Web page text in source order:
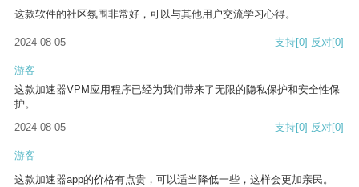
这款软件的社区氛围非常好，可以与其他用户交流学习心得。
2024-08-05 支持[0] 反对[0]
游客
这款加速器VPM应用程序已经为我们带来了无限的隐私保护和安全性保
护。
2024-08-05
支持[0] 反对[0]
游客
这款加速器app的价格有点贵，可以适当降低一些，这样会更加亲民。